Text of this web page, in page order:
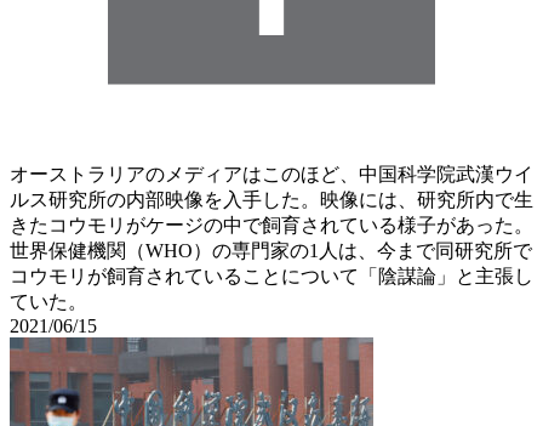
オーストラリアのメディアはこのほど、中国科学院武漢ウイ
ルス研究所の内部映像を入手した。映像には、研究所内で生
きたコウモリがケージの中で飼育されている様子があった。
世界保健機関（WHO）の専門家の1人は、今まで同研究所で
コウモリが飼育されていることについて「陰謀論」と主張し
ていた。
2021/06/15